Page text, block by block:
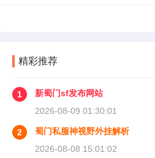
精彩推荐
1
新蜀门sf发布网站
2026-08-09 01:30:01
2
蜀门私服神视野外挂解析
2026-08-08 15:01:02